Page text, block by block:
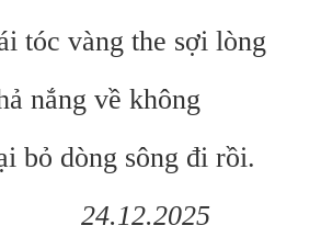
tóc vàng the sợi lòng
nắng về không
bỏ dòng sông đi rồi.